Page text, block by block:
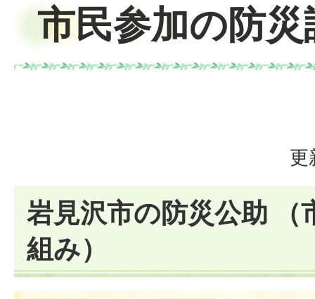
市民参加の防災
更
岩見沢市の防災公助 （
組み）